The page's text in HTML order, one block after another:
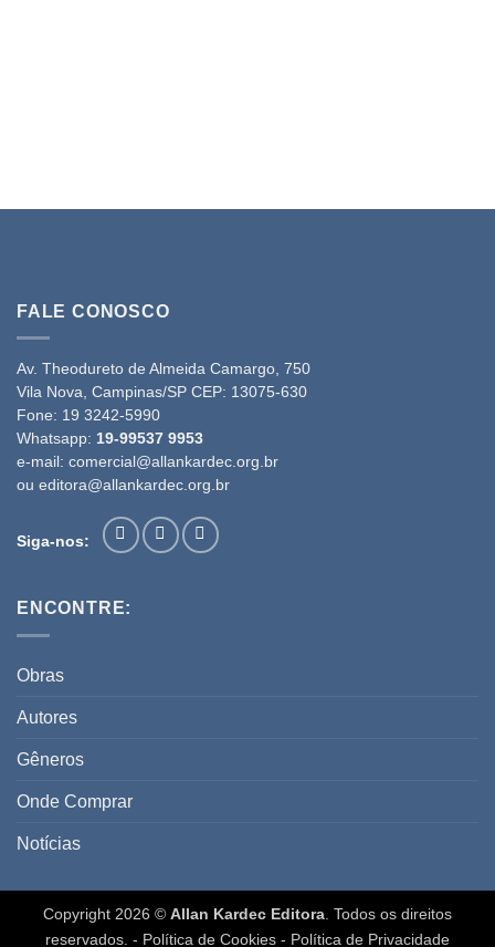
FALE CONOSCO
Av. Theodureto de Almeida Camargo, 750
Vila Nova, Campinas/SP CEP: 13075-630
Fone: 19 3242-5990
Whatsapp: 19-99537 9953
e-mail: comercial@allankardec.org.br
ou editora@allankardec.org.br
Siga-nos:
ENCONTRE:
Obras
Autores
Gêneros
Onde Comprar
Notícias
Copyright 2026 © Allan Kardec Editora . Todos os direitos
reservados. - Política de Cookies - Política de Privacidade